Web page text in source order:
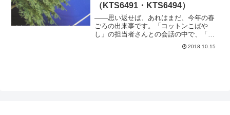
（KTS6491・KTS6494）
――思い返せば、あれはまだ、今年の春
ごろの出来事です。「コットンこばや
し」の担当者さんとの会話の中で、「ク
リスマスツリーのタペストリー柄を企画
したいですねぇ」という話になりまし
2018.10.15